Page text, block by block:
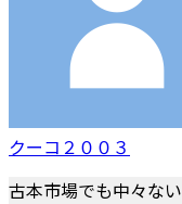
クーコ２００３
古本市場でも中々な